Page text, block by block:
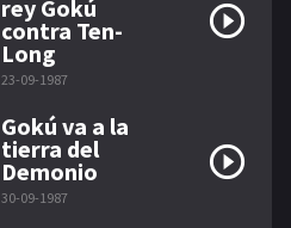
rey Gokú
contra Ten-
Long
23-09-1987
Gokú va a la
tierra del
Demonio
30-09-1987